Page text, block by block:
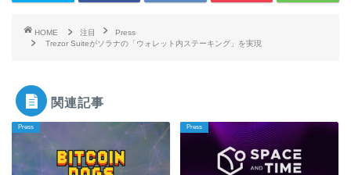
HOME 注目
Press
Trezor Suiteがソラナの「ウォレット内ステーキング」を実現
関連記事
Press Press